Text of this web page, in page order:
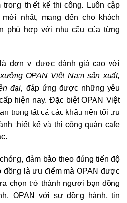
trong thiết kế thi công. Luôn cập
nhất, mang đến cho khách
phù hợp với nhu cầu của từng
đơn vị được đánh giá cao với
xưởng OPAN Việt Nam sản xuất,
đại, đáp ứng được những yêu
hiện nay. Đặc biệt OPAN Việt
trong tất cả các khâu nên tối ưu
thiết kế và thi công quán cafe
đảm bảo theo đúng tiến độ
đồng là ưu điểm mà OPAN được
chọn trở thành người bạn đồng
OPAN với sự đồng hành, tin